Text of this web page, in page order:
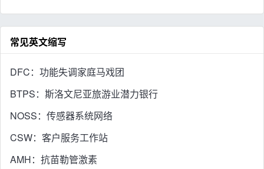
常见英文缩写
DFC：功能失调家庭马戏团
BTPS：斯洛文尼亚旅游业潜力银行
NOSS：传感器系统网络
CSW：客户服务工作站
AMH：抗苗勒管激素